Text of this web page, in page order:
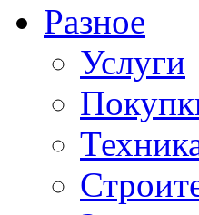
Разное
Услуги